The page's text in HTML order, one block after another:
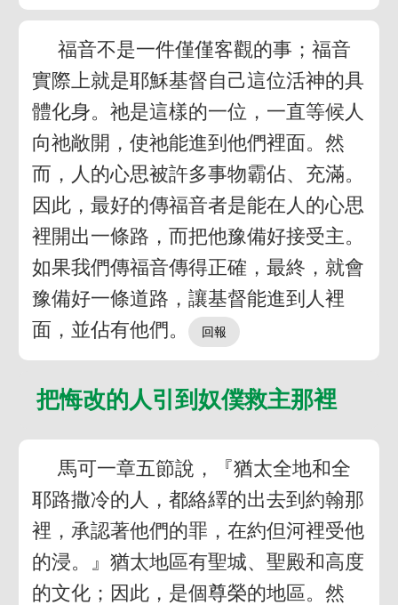
福音不是一件僅僅客觀的事；福音
實際上就是耶穌基督自己這位活神的具
體化身。祂是這樣的一位，一直等候人
向祂敞開，使祂能進到他們裡面。然
而，人的心思被許多事物霸佔、充滿。
因此，最好的傳福音者是能在人的心思
裡開出一條路，而把他豫備好接受主。
如果我們傳福音傳得正確，最終，就會
豫備好一條道路，讓基督能進到人裡
面，並佔有他們。
把悔改的人引到奴僕救主那裡
馬可一章五節說，『猶太全地和全
耶路撒冷的人，都絡繹的出去到約翰那
裡，承認著他們的罪，在約但河裡受他
的浸。』猶太地區有聖城、聖殿和高度
的文化；因此，是個尊榮的地區。然